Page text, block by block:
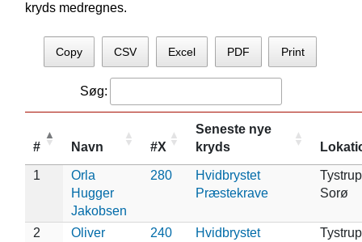
kryds medregnes.
Copy CSV Excel PDF Print
Søg:
# Navn #X
Seneste nye
kryds
1
Orla
Hugger
Jakobsen
280
Hvidbrystet
Præstekrave
Sorø
2
Oliver
240
Hvidbrystet